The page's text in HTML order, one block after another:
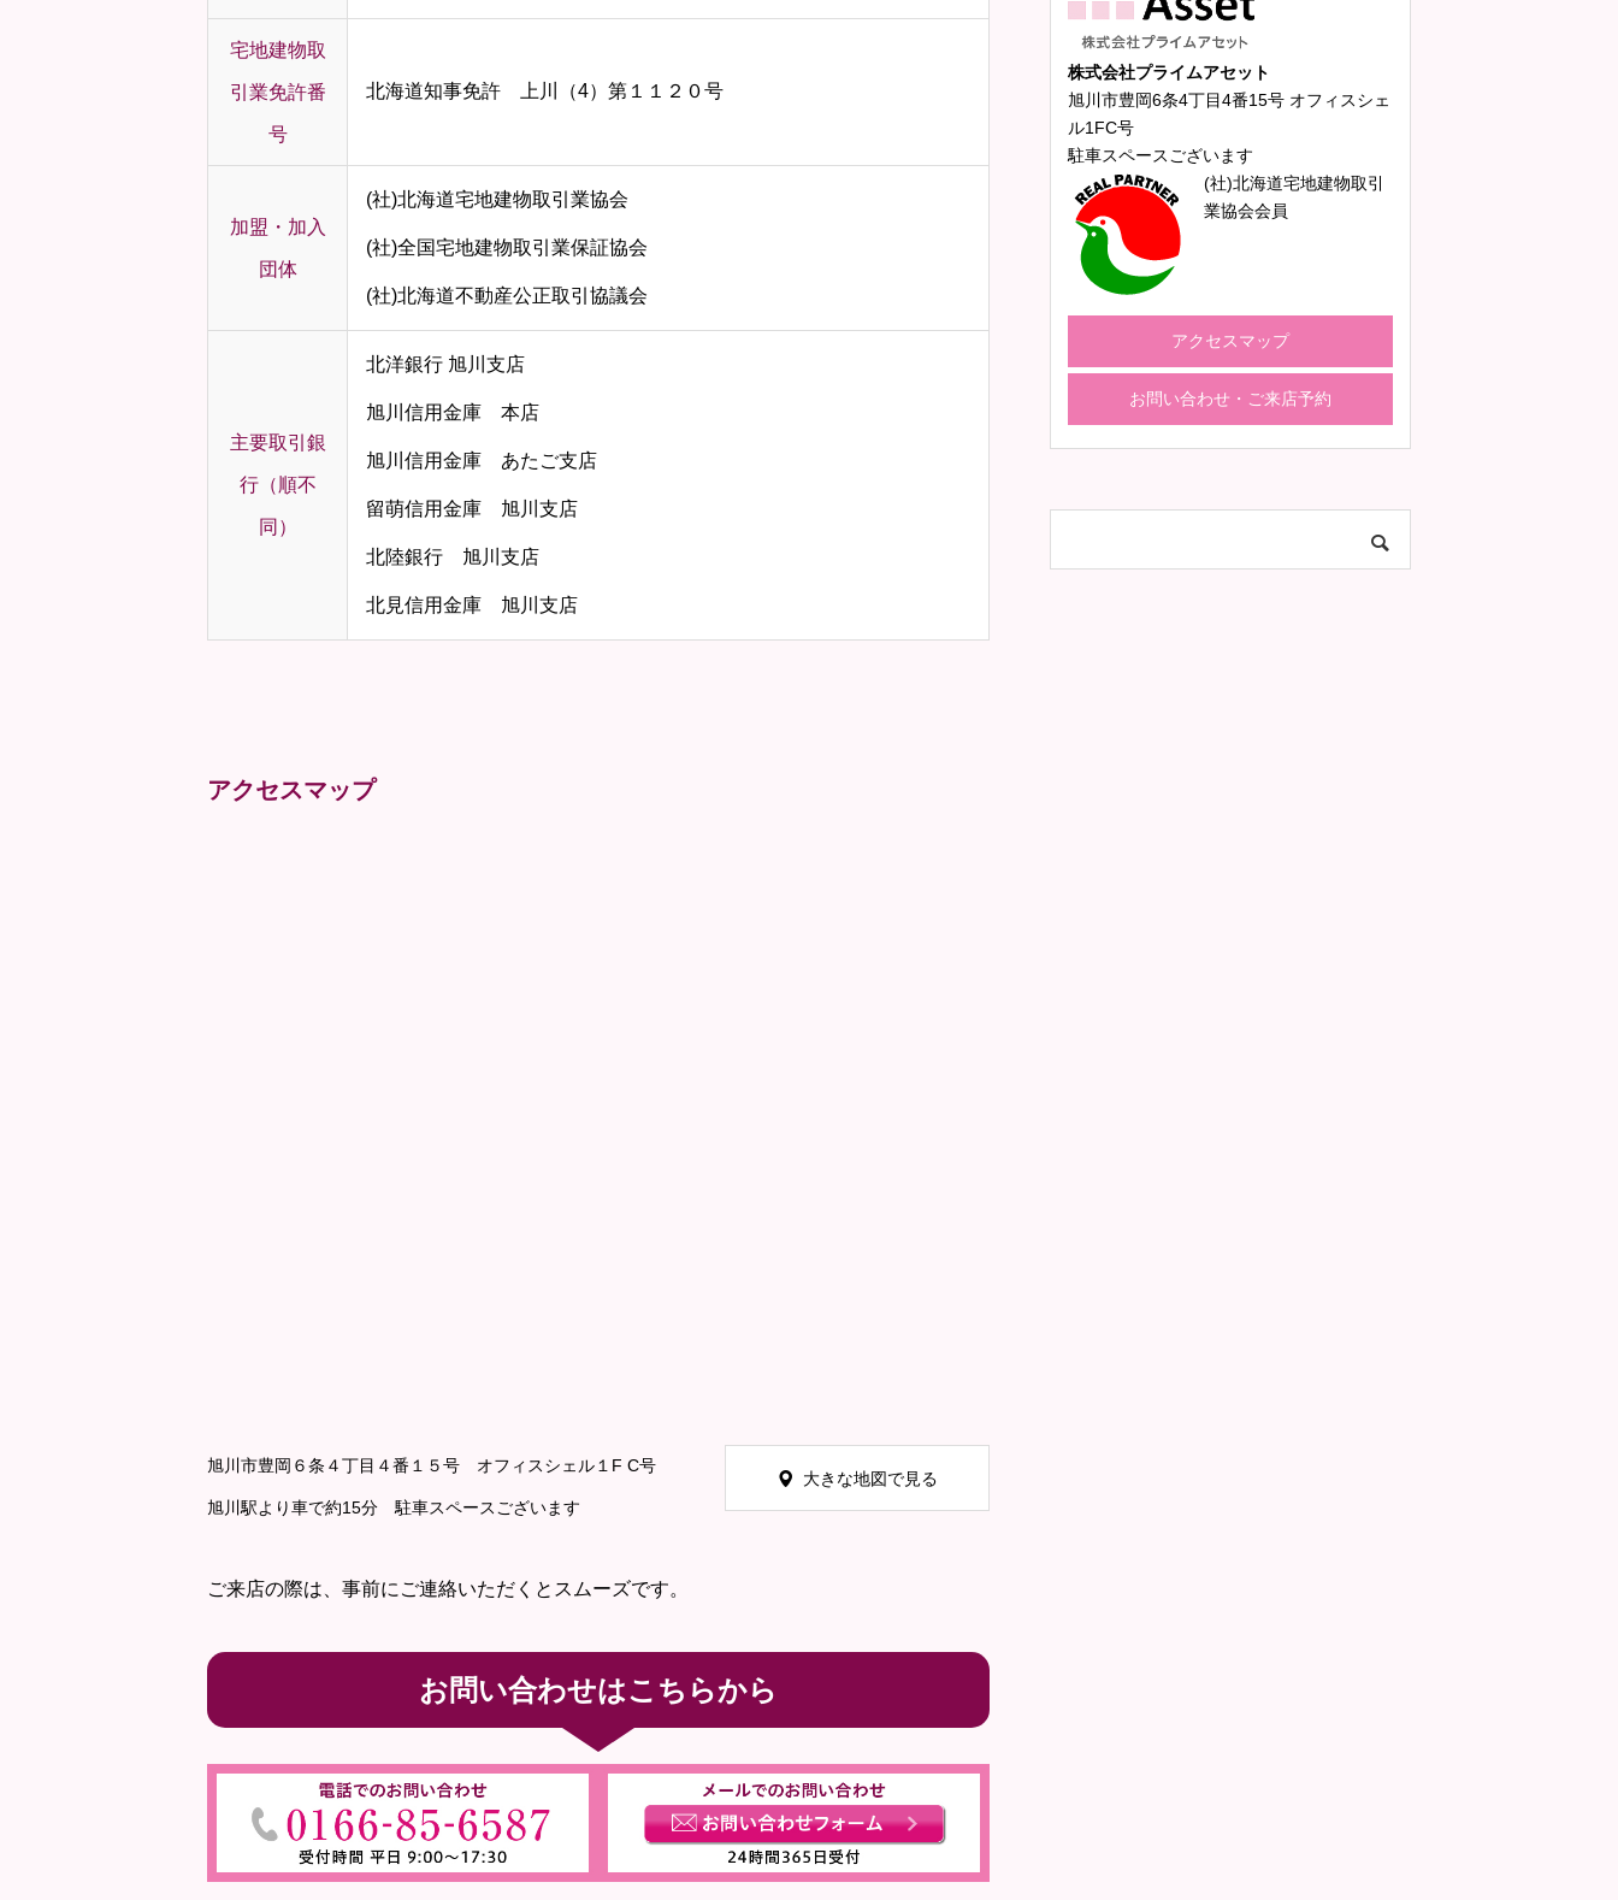
宅地建物取
引業免許番
号
北海道知事免許 上川（4）第１１２０号
加盟・加入
団体
(社)北海道宅地建物取引業協会
(社)全国宅地建物取引業保証協会
(社)北海道不動産公正取引協議会
主要取引銀
行（順不
同）
北洋銀行 旭川支店
旭川信用金庫 本店
旭川信用金庫 あたご支店
留萌信用金庫 旭川支店
北陸銀行 旭川支店
北見信用金庫 旭川支店
アクセスマップ
旭川市豊岡６条４丁目４番１５号 オフィスシェル１F C号
旭川駅より車で約15分 駐車スペースございます
大きな地図で見る
ご来店の際は、事前にご連絡いただくとスムーズです。
お問い合わせはこちらから
株式会社プライムアセット
旭川市豊岡6条4丁目4番15号 オフィスシェ
ル1FC号
駐車スペースございます
(社)北海道宅地建物取引
業協会会員
アクセスマップ
お問い合わせ・ご来店予約